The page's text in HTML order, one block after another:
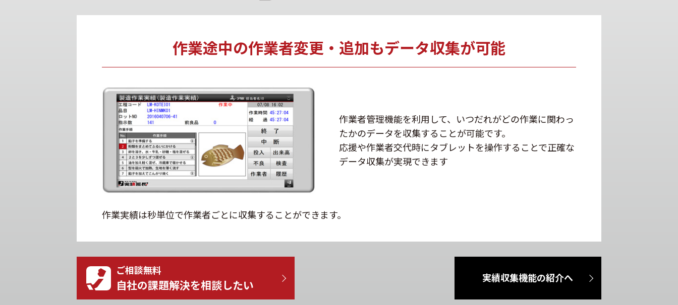
作業途中の作業者変更・追加もデータ収集が可能
作業者管理機能を利用して、いつだれがどの作業に関わっ
たかのデータを収集することが可能です。
応援や作業者交代時にタブレットを操作することで正確な
データ収集が実現できます
作業実績は秒単位で作業者ごとに収集することができます。
ご相談無料
自社の課題解決を相談したい 実績収集機能の紹介へ